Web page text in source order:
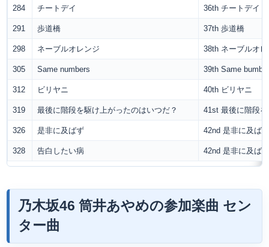
284 チートデイ 36th チートデイ
291 歩道橋 37th 歩道橋
298 ネーブルオレンジ 38th ネーブルオ
305 Same numbers 39th Same
312 ビリヤニ 40th ビリヤニ
319 最後に階段を駆け上がったのはいつだ？ 41st 最後に階段
326 是非に及ばず 42nd 是非に及ば
328 告白したい病 42nd 是非に及ば
乃木坂46 筒井あやめの参加楽曲 セン
ター曲